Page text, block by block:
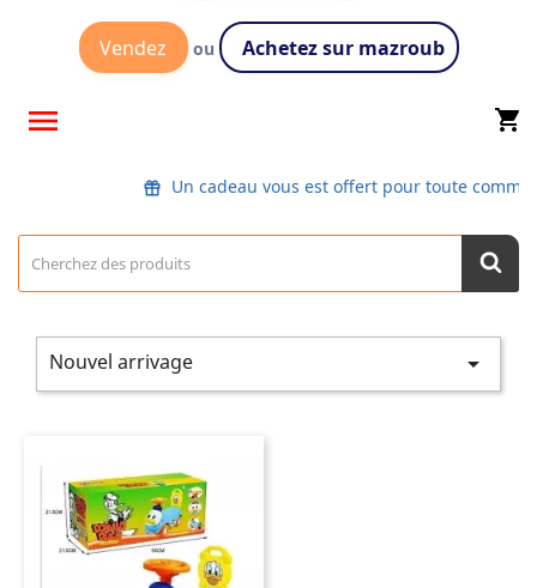
Vendez ou Achetez sur mazroub
 shopping_cart
Un cadeau vous est offert pour toute
Nouvel arrivage 